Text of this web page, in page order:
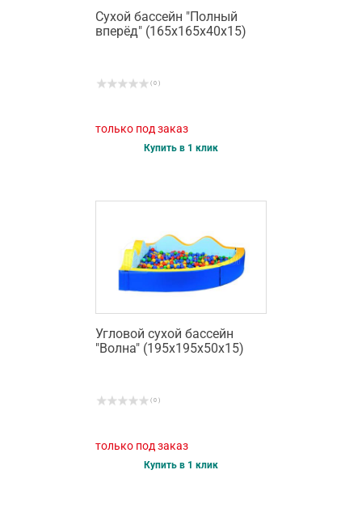
Сухой бассейн "Полный
вперёд" (165х165х40х15)
( 0 )
только под заказ
Купить в 1 клик
Угловой сухой бассейн
"Волна" (195х195х50х15)
( 0 )
только под заказ
Купить в 1 клик